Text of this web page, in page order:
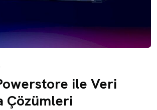
ile Veri
Çözümleri